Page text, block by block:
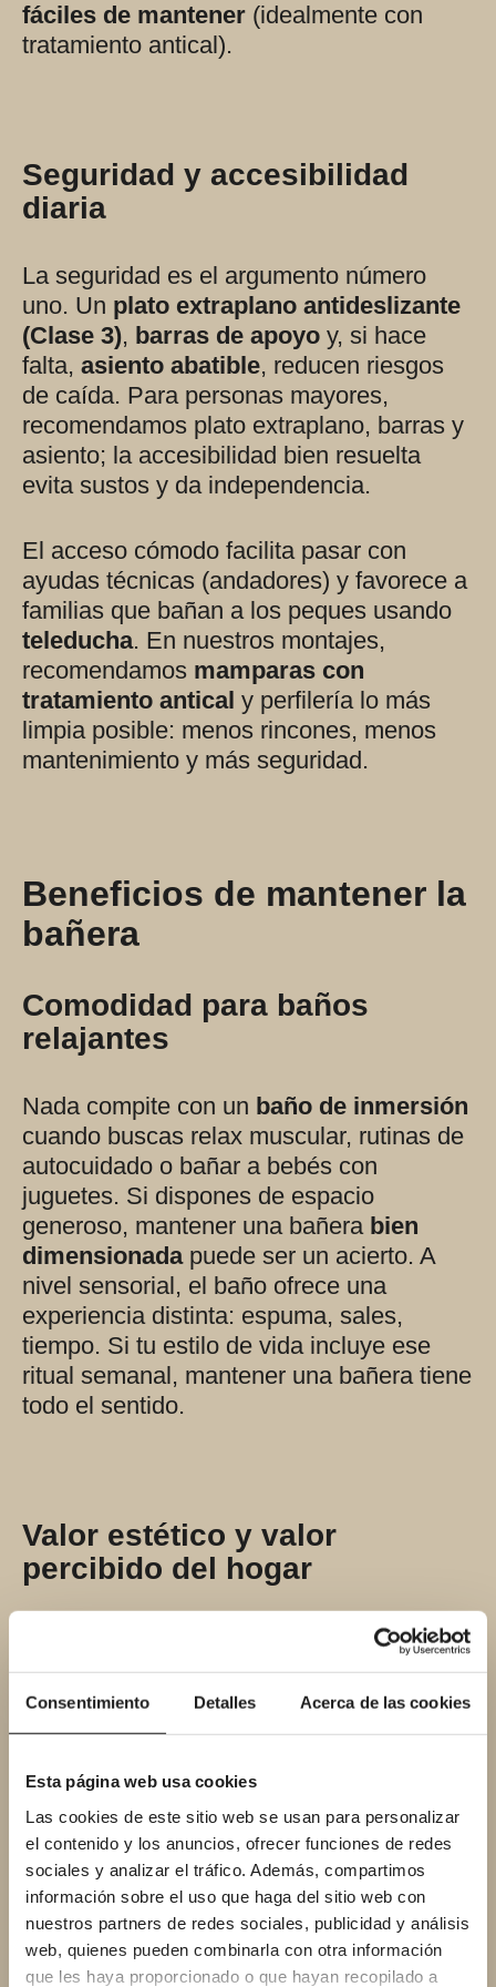
Consentimiento Detalles Acerca de las cookies
Esta página web usa cookies
Las cookies de este sitio web se usan para personalizar
el contenido y los anuncios, ofrecer funciones de redes
sociales y analizar el tráfico. Además, compartimos
información sobre el uso que haga del sitio web con
nuestros partners de redes sociales, publicidad y análisis
web, quienes pueden combinarla con otra información
que les haya proporcionado o que hayan recopilado a
fáciles de mantener (idealmente con
tratamiento antical).
Seguridad y accesibilidad
diaria
La seguridad es el argumento número
uno. Un plato extraplano antideslizante
(Clase 3), barras de apoyo y, si hace
falta, asiento abatible, reducen riesgos
de caída. Para personas mayores,
recomendamos plato extraplano, barras y
asiento; la accesibilidad bien resuelta
evita sustos y da independencia.
El acceso cómodo facilita pasar con
ayudas técnicas (andadores) y favorece a
familias que bañan a los peques usando
teleducha. En nuestros montajes,
recomendamos mamparas con
tratamiento antical y perfilería lo más
limpia posible: menos rincones, menos
mantenimiento y más seguridad.
Beneficios de mantener la
bañera
Comodidad para baños
relajantes
Nada compite con un baño de inmersión
cuando buscas relax muscular, rutinas de
autocuidado o bañar a bebés con
juguetes. Si dispones de espacio
generoso, mantener una bañera bien
dimensionadapuede ser un acierto. A
nivel sensorial, el baño ofrece una
experiencia distinta: espuma, sales,
tiempo. Si tu estilo de vida incluye ese
ritual semanal, mantener una bañera tiene
todo el sentido.
Valor estético y valor
percibido del hogar
En viviendas amplias y de gama alta, una
bañera bien elegida puede elevar el
diseño yaumentar el valor percibidoen
una venta. Nos gusta combinarla con
permite: funcionalidad diaria + pieza
icónica. Para facilitar limpieza, elige
superficies lisas,sifones accesiblesy
grifería termostática.